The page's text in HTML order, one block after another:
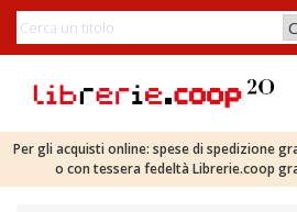
Per gli acquisti online: spese di spedizione
o con tessera fedeltà Librerie.coop